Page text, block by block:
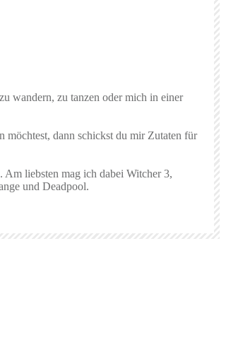
wandern, zu tanzen oder mich in einer
möchtest, dann schickst du mir Zutaten für
liebsten mag ich dabei Witcher 3,
und Deadpool.